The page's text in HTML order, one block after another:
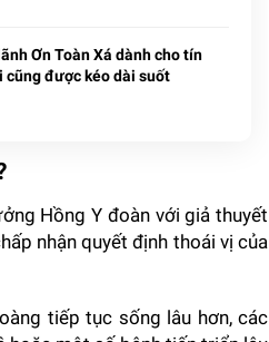
Ơn Toàn Xá dành cho tín
cũng được kéo dài suốt
Hồng Y đoàn với giả thuyết
nhận quyết định thoái vị của
tiếp tục sống lâu hơn, các